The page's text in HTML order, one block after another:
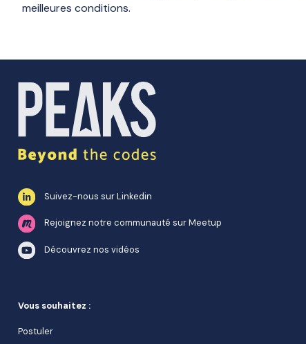
meilleures conditions.
Suivez-nous sur Linkedin
Rejoignez notre communauté sur Meetup
Découvrez nos vidéos
Vous souhaitez :
Postuler